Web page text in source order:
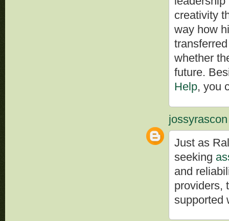
creativity
way how
whether
future.
Help, you
jossyrascon
Just as
seeking
and
providers,
supported